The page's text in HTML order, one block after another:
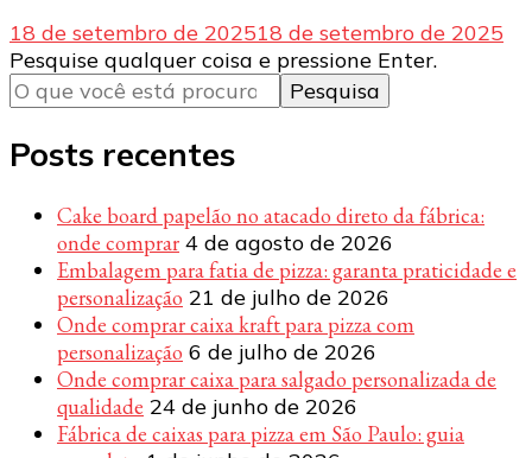
18 de setembro de 202518 de setembro de 2025
Procurando
algo?
Pesquise qualquer coisa e pressione Enter.
Posts recentes
Cake board papelão no atacado direto da fábrica:
onde comprar 4 de agosto de 2026
Embalagem para fatia de pizza: garanta praticidade e
personalização 21 de julho de 2026
Onde comprar caixa kraft para pizza com
personalização 6 de julho de 2026
Onde comprar caixa para salgado personalizada de
qualidade 24 de junho de 2026
Fábrica de caixas para pizza em São Paulo: guia